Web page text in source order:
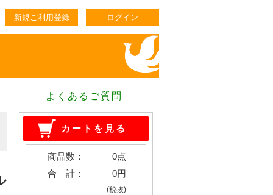
新規ご利用登録 ログイン
よくあるご質問
カートを見る
商品数：
0点
合 計：
0円
(税抜)